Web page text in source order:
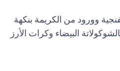
وورود من الكريمة بنكهة
البيضاء وكرات الأرز